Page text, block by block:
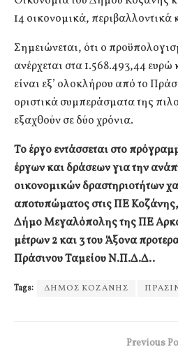
14 οικονομικά, περιβαλλοντικά
Σημειώνεται, ότι ο
ανέρχεται στα 1.568.493,44
είναι εξ’ ολοκλήρου από το
οριστικά συμπεράσματα της
εξαχθούν σε δύο χρόνια.
Το έργο εντάσσεται στο
έργων και δράσεων για την
οικονομικών δραστηριοτήτων
αποτυπώματος στις ΠΕ
Δήμο Μεγαλόπολης της ΠΕ
μέτρων 2 και 3 του Άξονα
Πράσινου Ταμείου Ν.Π.Δ.Δ..
Tags: ΔΗΜΟΣ ΚΟΖΑΝΗΣ
Previous